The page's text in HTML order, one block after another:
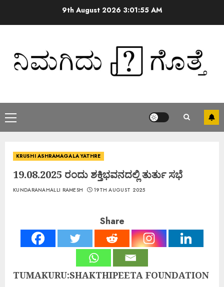
9th August 2026 3:01:55 AM
KRUSHI ASHRAMAGALA YATHRE
19.08.2025 ರಂದು ಶಕ್ತಿಭವನದಲ್ಲಿ ತುರ್ತು ಸಭೆ
KUNDARANAHALLI RAMESH 19TH AUGUST 2025
Share
TUMAKURU:SHAKTHIPEETA FOUNDATION